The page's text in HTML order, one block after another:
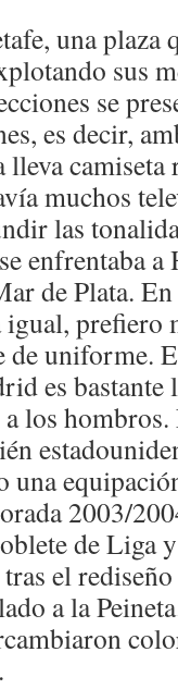
una plaza
sus
se
es decir,
camiseta
muchos
las
enfrentaba a
de Plata.
prefiero
de uniforme.
es
los
una
2003/
de Liga
el
a la